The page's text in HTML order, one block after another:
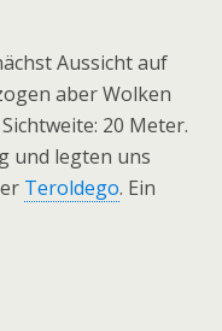
Aussicht auf
aber Wolken
20 Meter.
und legten uns
Teroldego. Ein